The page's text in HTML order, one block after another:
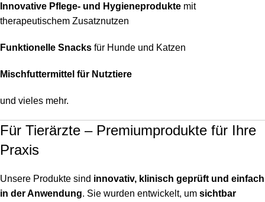
Innovative Pflege- und Hygieneprodukte mit
therapeutischem Zusatznutzen
Funktionelle Snacks für Hunde und Katzen
Mischfuttermittel für Nutztiere
und vieles mehr.
Für Tierärzte – Premiumprodukte für Ihre
Praxis
Unsere Produkte sind innovativ, klinisch geprüft und einfach
in der Anwendung. Sie wurden entwickelt, um sichtbar